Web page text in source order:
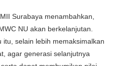
Surabaya menambahkan,
NU akan berkelanjutan.
selain lebih memaksimalkan
agar generasi selanjutnya